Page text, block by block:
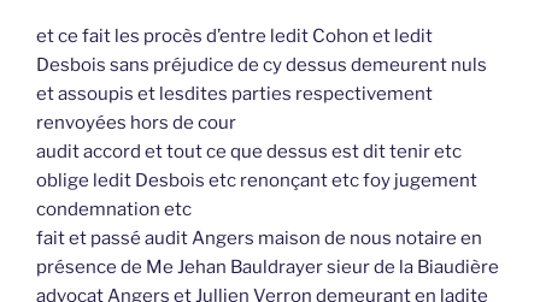
et ce fait les procès d’entre ledit Cohon et ledit
Desbois sans préjudice de cy dessus demeurent nuls
et assoupis et lesdites parties respectivement
renvoyées hors de cour
audit accord et tout ce que dessus est dit tenir etc
oblige ledit Desbois etc renonçant etc foy jugement
condemnation etc
fait et passé audit Angers maison de nous notaire en
présence de Me Jehan Bauldrayer sieur de la Biaudière
advocat Angers et Jullien Verron demeurant en ladite